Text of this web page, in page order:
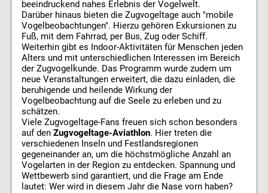
beeindruckend nahes Erlebnis der Vogelwelt.
Darüber hinaus bieten die Zugvogeltage auch "mobile
Vogelbeobachtungen". Hierzu gehören Exkursionen zu
Fuß, mit dem Fahrrad, per Bus, Zug oder Schiff.
Weiterhin gibt es Indoor-Aktivitäten für Menschen jeden
Alters und mit unterschiedlichen Interessen im Bereich
der Zugvogelkunde. Das Programm wurde zudem um
neue Veranstaltungen erweitert, die dazu einladen, die
beruhigende und heilende Wirkung der
Vogelbeobachtung auf die Seele zu erleben und zu
schätzen.
Viele Zugvogeltage-Fans freuen sich schon besonders
auf denZugvogeltage-Aviathlon. Hier treten die
verschiedenen Inseln und Festlandsregionen
gegeneinander an, um die höchstmögliche Anzahl an
Vogelarten in der Region zu entdecken. Spannung und
Wettbewerb sind garantiert, und die Frage am Ende
lautet: Wer wird in diesem Jahr die Nase vorn haben?